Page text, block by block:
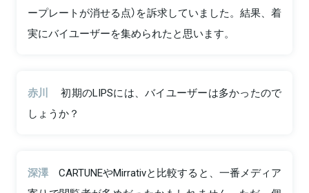
ープレートが消せる点）を訴求していました。結果、着
実にバイユーザーを集められたと思います。
赤川
初期のLIPSには、バイユーザーは多かったので
しょうか？
深澤
CARTUNEやMirrativと比較すると、一番メディア